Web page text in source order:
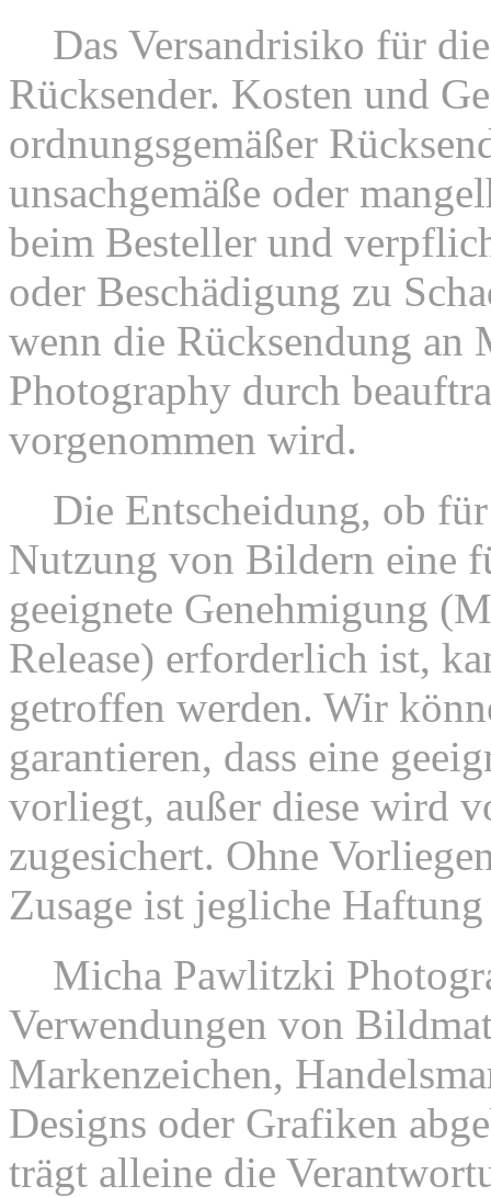
Das Versandrisiko für
Rücksender. Kosten und
ordnungsgemäßer
unsachgemäße oder
beim Besteller und
oder Beschädigung zu
wenn die Rücksendung an
Photography durch
vorgenommen wird.
Die Entscheidung, ob
Nutzung von Bildern eine
geeignete Genehmigung
Release) erforderlich ist,
getroffen werden. Wir
garantieren, dass eine
vorliegt, außer diese wird
zugesichert. Ohne
Zusage ist jegliche Haftung
Micha Pawlitzki
Verwendungen von
Markenzeichen,
Designs oder Grafiken
trägt alleine die